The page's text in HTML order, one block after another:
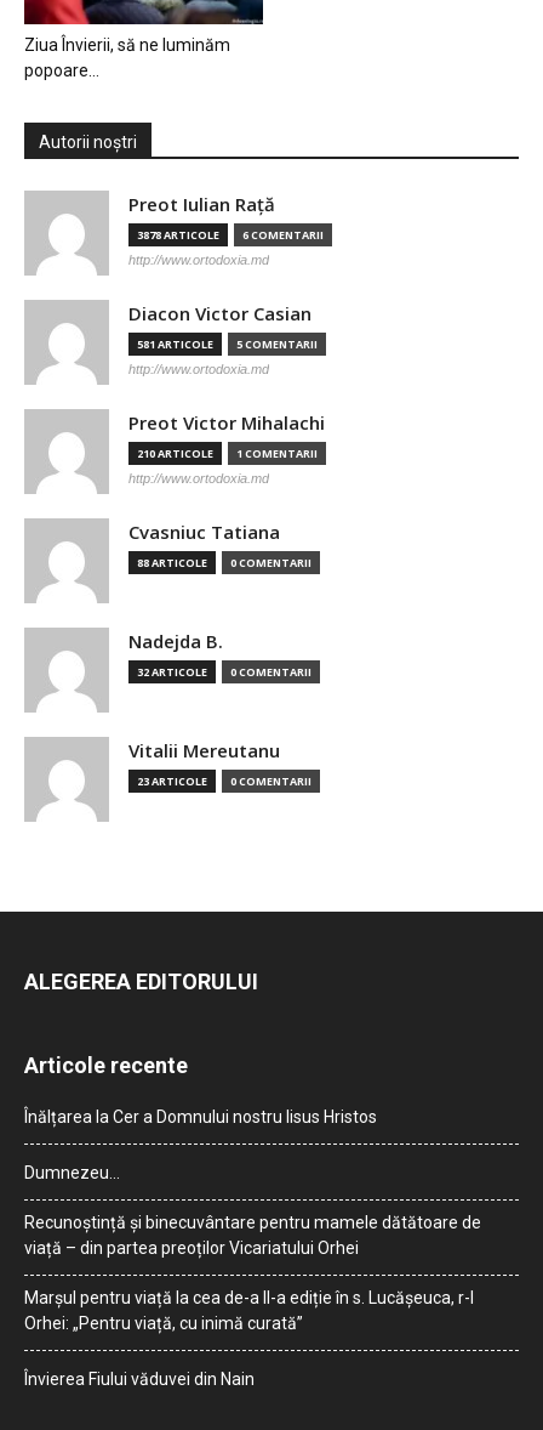
Ziua Învierii, să ne luminăm
popoare…
Autorii noștri
Preot Iulian Raţă
3878 ARTICOLE 6 COMENTARII
http://www.ortodoxia.md
Diacon Victor Casian
581 ARTICOLE 5 COMENTARII
http://www.ortodoxia.md
Preot Victor Mihalachi
210 ARTICOLE 1 COMENTARII
http://www.ortodoxia.md
Cvasniuc Tatiana
88 ARTICOLE 0 COMENTARII
Nadejda B.
32 ARTICOLE 0 COMENTARII
Vitalii Mereutanu
23 ARTICOLE 0 COMENTARII
ALEGEREA EDITORULUI
Articole recente
Înălțarea la Cer a Domnului nostru Iisus Hristos
Dumnezeu…
Recunoștință și binecuvântare pentru mamele dătătoare de
viață – din partea preoților Vicariatului Orhei
Marșul pentru viață la cea de-a II-a ediție în s. Lucășeuca, r-l
Orhei: „Pentru viață, cu inimă curată”
Învierea Fiului văduvei din Nain